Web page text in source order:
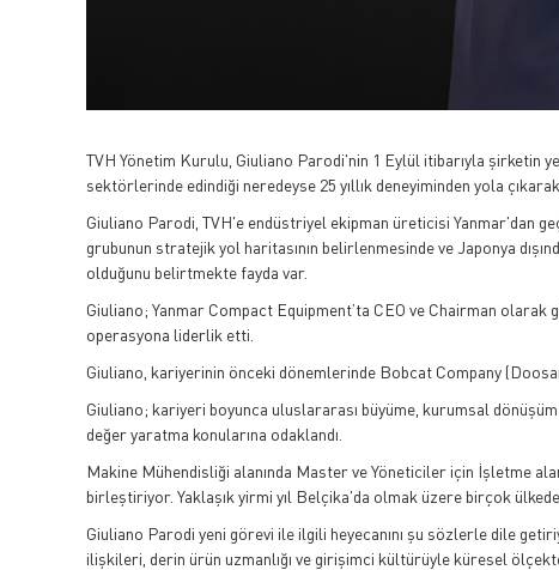
TVH Yönetim Kurulu, Giuliano Parodi'nin 1 Eylül itibarıyla şirketin
sektörlerinde edindiği neredeyse 25 yıllık deneyiminden yola
Giuliano Parodi, TVH'e endüstriyel ekipman üreticisi Yanmar'dan
grubunun stratejik yol haritasının belirlenmesinde ve Japonya
olduğunu belirtmekte fayda var.
Giuliano; Yanmar Compact Equipment’ta CEO ve Chairman
operasyona liderlik etti.
Giuliano, kariyerinin önceki dönemlerinde Bobcat Company
Giuliano; kariyeri boyunca uluslararası büyüme, kurumsal
değer yaratma konularına odaklandı.
Makine Mühendisliği alanında Master ve Yöneticiler için İşletme
birleştiriyor. Yaklaşık yirmi yıl Belçika'da olmak üzere birçok ülkede
Giuliano Parodi yeni görevi ile ilgili heyecanını şu sözlerle dile
ilişkileri, derin ürün uzmanlığı ve girişimci kültürüyle küresel